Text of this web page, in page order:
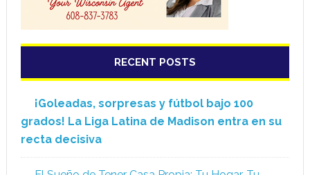
RECENT POSTS
¡Goleadas, sorpresas y fútbol bajo 100
grados! La Liga Latina de Madison entra en su
recta decisiva